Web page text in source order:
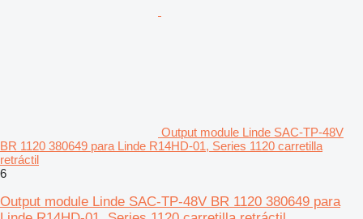
Output module Linde SAC-TP-48V
BR 1120 380649 para Linde R14HD-01, Series 1120 carretilla
retráctil
6
Output module Linde SAC-TP-48V BR 1120 380649 para